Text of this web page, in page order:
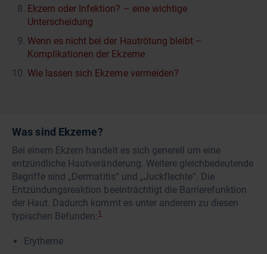
Ekzem oder Infektion? – eine wichtige
Unterscheidung
Wenn es nicht bei der Hautrötung bleibt –
Komplikationen der Ekzeme
Wie lassen sich Ekzeme vermeiden?
Was sind Ekzeme?
Bei einem Ekzem handelt es sich generell um eine
entzündliche Hautveränderung. Weitere gleichbedeutende
Begriffe sind „Dermatitis“ und „Juckflechte“. Die
Entzündungsreaktion beeinträchtigt die Barrierefunktion
der Haut. Dadurch kommt es unter anderem zu diesen
typischen Befunden:1
Erytheme